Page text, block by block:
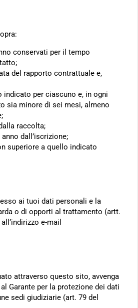
conservati per il tempo
del rapporto contrattuale e,
per ciascuno e, in ogni
sia minore di sei mesi, almeno
raccolta;
dall’iscrizione;
superiore a quello indicato
ai tuoi dati personali e la
o di opporti al trattamento (artt.
e-mail
attraverso questo sito, avvenga
Garante per la protezione dei dati
sedi giudiziarie (art. 79 del